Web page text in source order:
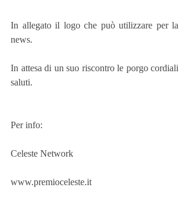
In allegato il logo che può utilizzare per la
news.
In attesa di un suo riscontro le porgo cordiali
saluti.
Per info:
Celeste Network
www.premioceleste.it